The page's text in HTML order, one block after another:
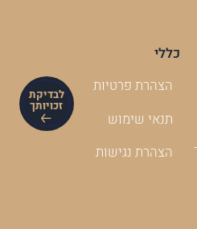
לבדיקת
זכויותך
כללי
הצהרת פרטיות
תנאי שימוש
הצהרת נגישות